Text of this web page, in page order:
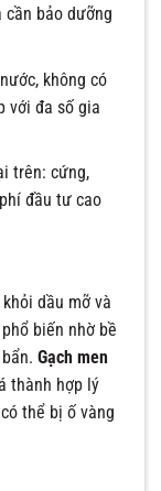
bảo dưỡng
không có
với đa số gia
trên: cứng,
đầu tư cao
dầu mỡ và
biến nhờ bề
Gạch men
thành hợp lý
thể bị ố vàng